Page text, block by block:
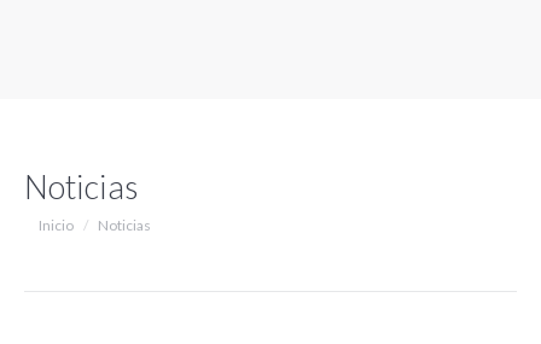
Noticias
Estás aquí:
Inicio Noticias